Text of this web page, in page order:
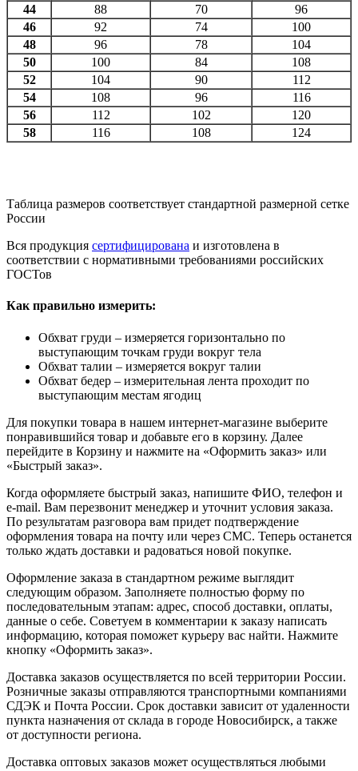
44
88 70
96
46
92 74
100
48
96 78
104
50
100 84
108
52
104 90
112
54
108 96
116
56
112 102
120
58
116 108 124
Таблица размеров соответствует стандартной размерной сетке
России
Вся продукция сертифицирована и изготовлена в
соответствии с нормативными требованиями российских
ГОСТов
Как правильно измерить:
Обхват груди – измеряется горизонтально по
выступающим точкам груди вокруг тела
Обхват талии – измеряется вокруг талии
Обхват бедер – измерительная лента проходит по
выступающим местам ягодиц
Для покупки товара в нашем интернет-магазине выберите
понравившийся товар и добавьте его в корзину. Далее
перейдите в Корзину и нажмите на «Оформить заказ» или
«Быстрый заказ».
Когда оформляете быстрый заказ, напишите ФИО, телефон и
e-mail. Вам перезвонит менеджер и уточнит условия заказа.
По результатам разговора вам придет подтверждение
оформления товара на почту или через СМС. Теперь останется
только ждать доставки и радоваться новой покупке.
Оформление заказа в стандартном режиме выглядит
следующим образом. Заполняете полностью форму по
последовательным этапам: адрес, способ доставки, оплаты,
данные о себе. Советуем в комментарии к заказу написать
информацию, которая поможет курьеру вас найти. Нажмите
кнопку «Оформить заказ».
Доставка заказов осуществляется по всей территории России.
Розничные заказы отправляются транспортными компаниями
СДЭК и Почта России. Срок доставки зависит от удаленности
пункта назначения от склада в городе Новосибирск, а также
от доступности региона.
Доставка оптовых заказов может осуществляться любыми